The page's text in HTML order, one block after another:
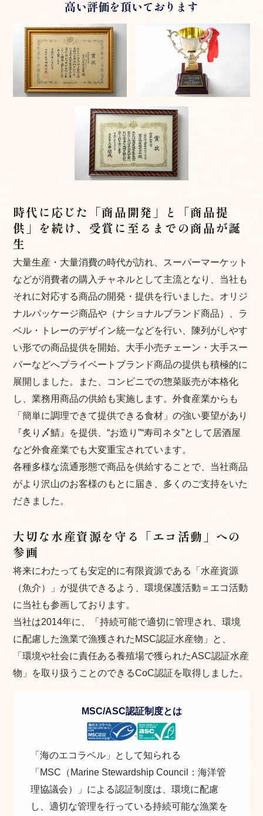
高い評価を頂いております
時代に応じた「商品開発」と「商品提
供」を続け、受賞に至るまでの商品が誕
生
大量生産・大量消費の時代が訪れ、スーパーマーケット
などが消費者の購入チャネルとして主流となり、当社も
それに対応する商品の開発・提供を行いました。オリジ
ナルパッケージ商品や（ナショナルブランド商品）、ラ
ベル・トレーのデザイン統一などを行い、陳列がしやす
い形での商品提供を開始。大手小売チェーン・大手スー
パーなどへプライベートブランド商品の提供も積極的に
展開しました。また、コンビニでの惣菜販売が本格化
し、業務用商品の供給も実施します。外食産業からも
「簡単に調理できて提供できる食材」の強い要望があり
『炙り〆鯖』を提供、“お造り”“寿司ネタ”として居酒屋
など外食産業でも大変重宝されています。
各種多様な流通形態で商品を供給することで、当社商品
がより沢山のお客様のもとに届き、多くのご支持をいた
だきました。
大切な水産資源を守る「エコ活動」への
参画
将来にわたっても安定的に有限資源である「水産資源
（魚介）」が提供できるよう、環境保護活動＝エコ活動
に当社も参画しております。
当社は2014年に、「持続可能で適切に管理され、環境
に配慮した漁業で漁獲されたMSC認証水産物」と、
「環境や社会に責任ある養殖場で獲られたASC認証水産
物」を取り扱うことのできるCoC認証を取得しました。
MSC/ASC認証制度とは
「海のエコラベル」として知られる
「MSC（Marine Stewardship Council：海洋管
理協議会）」による認証制度は、環境に配慮
し、適切な管理を行っている持続可能な漁業を